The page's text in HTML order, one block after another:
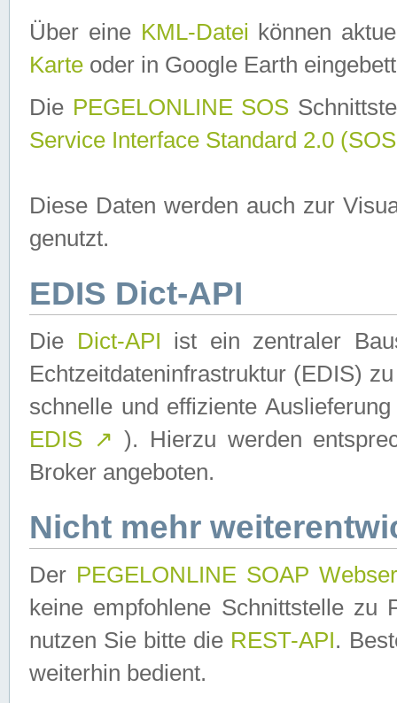
Über eine KML-Datei können
Karte oder in Google Earth
Die PEGELONLINE SOS
Service Interface Standard 2.0
Diese Daten werden auch zur
genutzt.
EDIS Dict-API
Die Dict-API ist ein zentraler
Echtzeitdateninfrastruktur (EDIS)
schnelle und effiziente
EDIS ↗ ). Hierzu werden
Broker angeboten.
Nicht mehr
Der PEGELONLINE SOAP
keine empfohlene Schnittstelle zu
nutzen Sie bitte die REST-API.
weiterhin bedient.